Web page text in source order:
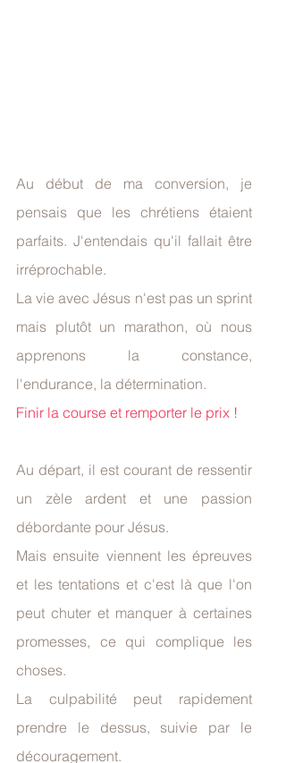
Au début de ma conversion, je
pensais que les chrétiens étaient
parfaits. J'entendais qu'il fallait être
irréprochable.
La vie avec Jésus n'est pas un sprint
mais plutôt un marathon, où nous
apprenons la constance,
l'endurance, la détermination.
Finir la course et remporter le prix !
Au départ, il est courant de ressentir
un zèle ardent et une passion
débordante pour Jésus.
Mais ensuite viennent les épreuves
et les tentations et c'est là que l'on
peut chuter et manquer à certaines
promesses, ce qui complique les
choses.
La culpabilité peut rapidement
prendre le dessus, suivie par le
découragement.